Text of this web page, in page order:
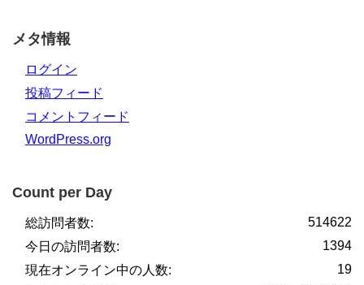
メタ情報
ログイン
投稿フィード
コメントフィード
WordPress.org
Count per Day
514622
総訪問者数:
1394
今日の訪問者数:
19
現在オンライン中の人数: